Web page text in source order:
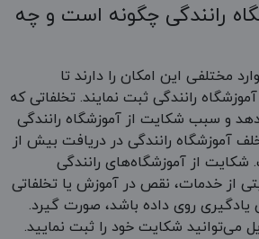
رانندگی چگونه است و چه
مختلفی این امکان را دارند تا
رانندگی ثبت نمایند. تخلفاتی که
و سبب شکایت از آموزشگاه رانندگی
آموزشگاه رانندگی در دریافت بیش از
شکایت از آموزشگاه‌های رانندگی
از خدمات، نقص در آموزش یا تخلفاتی
روی داده باشد، صورت گیرد.
می‌توانید شکایت خود را ثبت نمایید.